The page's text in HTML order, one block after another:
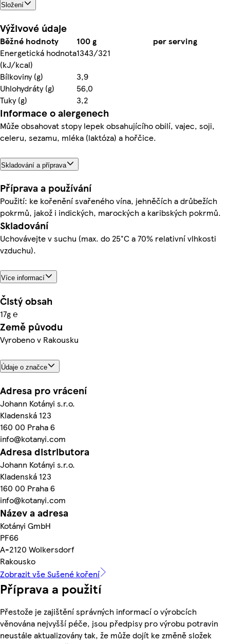
Složení
Výživové údaje
Běžné hodnoty 100 g
per serving
Energetická hodnota
(kJ/kcal)
1343/321
Bílkoviny (g)
3,9
Uhlohydráty (g)
56,0
Tuky (g)
3,2
Informace o alergenech
Může obsahovat stopy lepek obsahujícího obilí, vajec, soji,
celeru, sezamu, mléka (laktóza) a hořčice.
Skladování a příprava
Příprava a používání
Použití: ke kořenění svařeného vína, jehněčích a drůbežích
pokrmů, jakož i indických, marockých a karibských pokrmů.
Skladování
Uchovávejte v suchu (max. do 25°C a 70% relativní vlhkosti
vzduchu).
Více informací
Čistý obsah
17g ℮
Země původu
Vyrobeno v Rakousku
Údaje o značce
Adresa pro vrácení
Johann Kotányi s.r.o.
Kladenská 123
160 00 Praha 6
info@kotanyi.com
Adresa distributora
Johann Kotányi s.r.o.
Kladenská 123
160 00 Praha 6
info@kotanyi.com
Název a adresa
Kotányi GmbH
PF66
A-2120 Wolkersdorf
Rakousko
Zobrazit vše Sušené koření
Příprava a použití
Přestože je zajištění správných informací o výrobcích
věnována nejvyšší péče, jsou předpisy pro výrobu potravin
neustále aktualizovány tak, že může dojít ke změně složek